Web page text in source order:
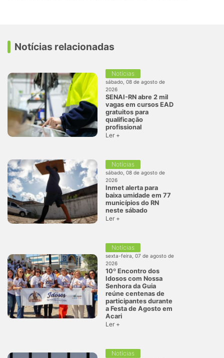
Notícias relacionadas
Notícias
sábado, 08 de agosto de
2026
SENAI-RN abre 2 mil
vagas em cursos EAD
gratuitos para
qualificação
profissional
Ler +
Notícias
sábado, 08 de agosto de
2026
Inmet alerta para
baixa umidade em 77
municípios do RN
neste sábado
Ler +
Notícias
sexta-feira, 07 de agosto de
2026
10º Encontro dos
Idosos com Nossa
Senhora da Guia
reúne centenas de
participantes durante
a Festa de Agosto em
Acari
Ler +
Notícias